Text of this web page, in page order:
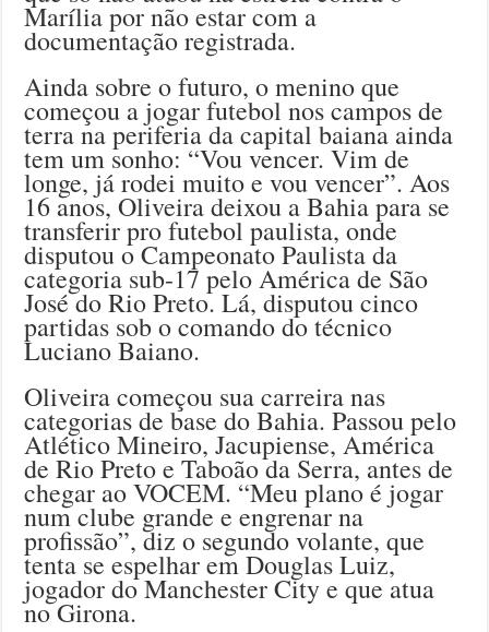
Marília por não estar com a
documentação registrada.
Ainda sobre o futuro, o menino que
começou a jogar futebol nos campos de
terra na periferia da capital baiana ainda
tem um sonho: “Vou vencer. Vim de
longe, já rodei muito e vou vencer”. Aos
16 anos, Oliveira deixou a Bahia para se
transferir pro futebol paulista, onde
disputou o Campeonato Paulista da
categoria sub-17 pelo América de São
José do Rio Preto. Lá, disputou cinco
partidas sob o comando do técnico
Luciano Baiano.
Oliveira começou sua carreira nas
categorias de base do Bahia. Passou pelo
Atlético Mineiro, Jacupiense, América
de Rio Preto e Taboão da Serra, antes de
chegar ao VOCEM. “Meu plano é jogar
num clube grande e engrenar na
profissão”, diz o segundo volante, que
tenta se espelhar em Douglas Luiz,
jogador do Manchester City e que atua
no Girona.